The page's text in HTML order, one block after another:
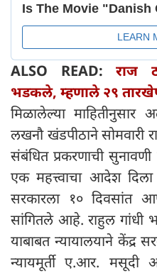
ALSO READ:राज
भडकले, म्हणाले २९
मिळालेल्या माहितीनुसार
लखनौ खंडपीठाने सोमवारी
संबंधित प्रकरणाची
एक महत्त्वाचा आदेश
सरकारला १० दिवसांत
सांगितले आहे. राहुल गांधी
याबाबत न्यायालयाने केंद्र
न्यायमूर्ती ए.आर. मसूदी